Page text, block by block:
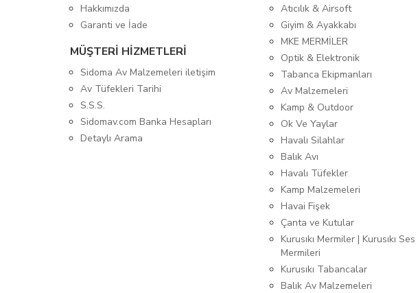
Hakkımızda
Garanti ve İade
MÜŞTERİ HİZMETLERİ
Sidoma Av Malzemeleri iletişim
Av Tüfekleri Tarihi
S.S.S.
Sidomav.com Banka Hesapları
Detaylı Arama
Atıcılık & Airsoft
Giyim & Ayakkabı
MKE MERMİLER
Optik & Elektronik
Tabanca Ekipmanları
Av Malzemeleri
Kamp & Outdoor
Ok Ve Yaylar
Havalı Silahlar
Balık Avı
Havalı Tüfekler
Kamp Malzemeleri
Havai Fişek
Çanta ve Kutular
Kurusıkı Mermiler | Kurusıkı Ses
Mermileri
Kurusıkı Tabancalar
Balık Av Malzemeleri